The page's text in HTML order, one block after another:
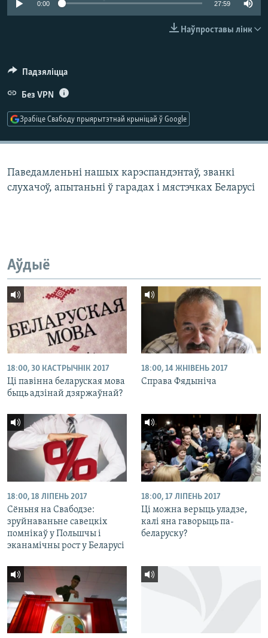
КУЛЬТУРА
МОВА0:00 27:59
Наўпроставы лінк
Падзяліцца
Без VPN
Зрабіце Свабоду прыярытэтнай крыніцай ў Google
Паведамленьні нашых карэспандэнтаў, званкі
слухачоў, апытаньні ў гарадах і мястэчках Беларусі
Аўдыё
18:00, 30 КАСТРЫЧНІК 2017
Ці павінна беларуская мова
быць адзінай дзяржаўнай?
18:00, 14 ЖНІВЕНЬ 2017
Справа Фядыніча
18:00, 18 ЛІПЕНЬ 2017
Сёньня на Свабодзе:
зруйнаваньне савецкіх
помнікаў у Польшчы і
эканамічны рост у Беларусі
18:00, 17 ЛІПЕНЬ 2017
Ці можна верыць уладзе,
калі яна гаворыць па-
беларуску?